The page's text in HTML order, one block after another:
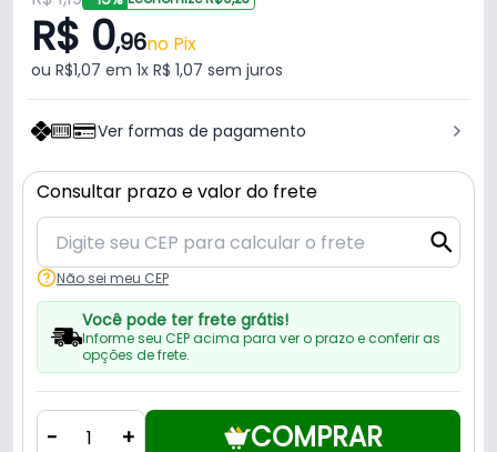
R$ 0,96no Pix
ou R$1,07 em 1x R$ 1,07 sem juros
Ver formas de pagamento
Consultar prazo e valor do frete
Não sei meu CEP
Você pode ter frete grátis!
Informe seu CEP acima para ver o prazo e conferir as
opções de frete.
- + COMPRAR